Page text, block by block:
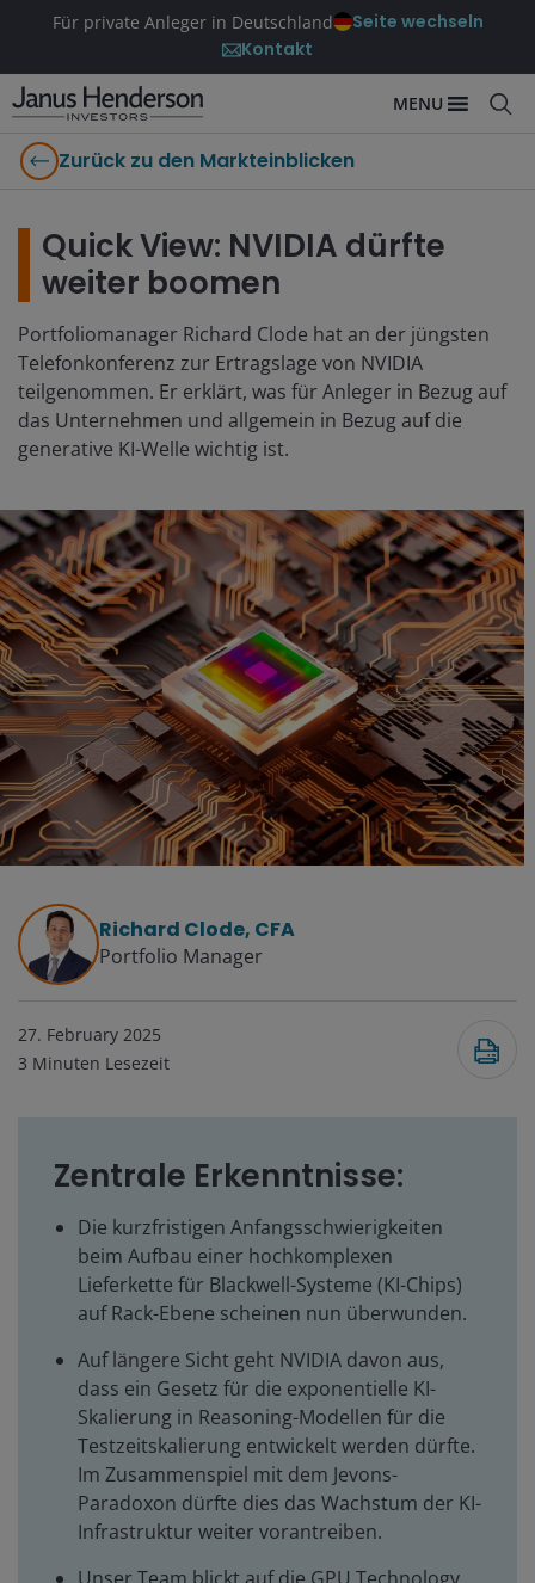
Für private Anleger in Deutschland
Seite wechseln
Kontakt
MENU
Zurück zu den Markteinblicken
Quick View: NVIDIA dürfte
weiter boomen
Portfoliomanager Richard Clode hat an der jüngsten
Telefonkonferenz zur Ertragslage von NVIDIA
teilgenommen. Er erklärt, was für Anleger in Bezug auf
das Unternehmen und allgemein in Bezug auf die
generative KI-Welle wichtig ist.
Richard Clode, CFA
Portfolio Manager
27. February 2025
3 Minuten Lesezeit
Zentrale Erkenntnisse:
Die kurzfristigen Anfangsschwierigkeiten
beim Aufbau einer hochkomplexen
Lieferkette für Blackwell-Systeme (KI-Chips)
auf Rack-Ebene scheinen nun überwunden.
Auf längere Sicht geht NVIDIA davon aus,
dass ein Gesetz für die exponentielle KI-
Skalierung in Reasoning-Modellen für die
Testzeitskalierung entwickelt werden dürfte.
Im Zusammenspiel mit dem Jevons-
Paradoxon dürfte dies das Wachstum der KI-
Infrastruktur weiter vorantreiben.